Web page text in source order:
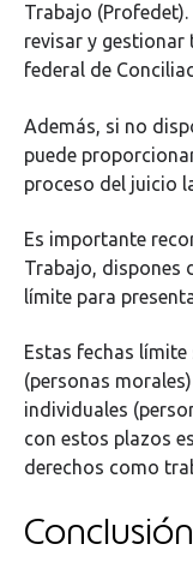
Trabajo
revisar y gestionar
federal de
Además, si no
puede
proceso del juicio
Es importante
Trabajo, dispones
límite para
Estas fechas
(personas
individuales
con estos plazos
derechos como
Conclusión